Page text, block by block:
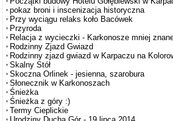
pokaz broni i inscenizacja historyczna
Przy wyciągu relaks koło Bacówek
Przyroda
Relacja z wycieczki - Karkonosze mniej
Rodzinny Zjazd Gwiazd
Rodzinny zjazd gwiazd w Karpaczu na
Skalny Stół
Skoczna Orlinek - jesienna, szarobura
Słonecznik w Karkonoszach
Śnieżka
Śnieżka z góry :)
Termy Cieplickie